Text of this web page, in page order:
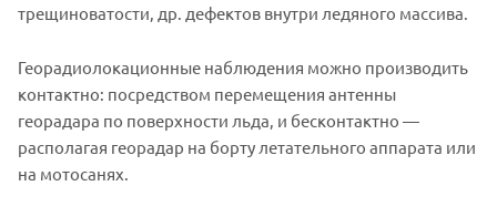
трещиноватости, др. дефектов внутри ледяного массива.
Георадиолокационные наблюдения можно производить
контактно: посредством перемещения антенны
георадара по поверхности льда, и бесконтактно —
располагая георадар на борту летательного аппарата или
на мотосанях.